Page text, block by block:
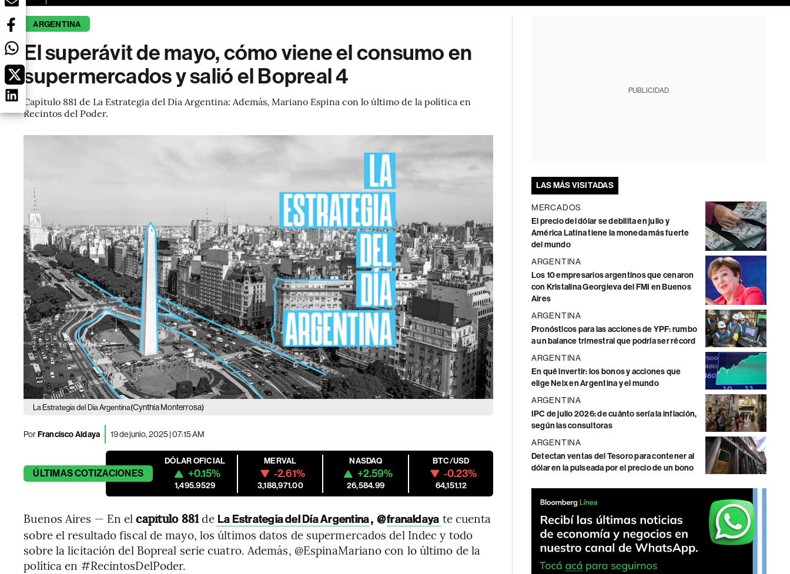
ARGENTINA
El superávit de mayo, cómo viene el consumo en
supermercados y salió el Bopreal 4
Capítulo 881 de La Estrategia del Día Argentina: Además, Mariano Espina con lo último de la política en
Recintos del Poder.
La Estrategia del Día Argentina(Cynthia Monterrosa)
PorFrancisco Aldaya 19 de junio, 2025 | 07:15 AM
ÚLTIMASCOTIZACIONES
DÓLAR OFICIAL
+0.15%
1,495.9529
MERVAL
-2.61%
3,188,971.00
NASDAQ
+2.59%
26,584.99
BTC/USD
-0.23%
64,151.12
Buenos Aires — En elcapítulo 881de La Estrategia del Día Argentina, @franaldaya te cuenta
sobre el resultado fiscal de mayo, los últimos datos de supermercados del Indec y todo
sobre la licitación del Bopreal serie cuatro. Además, @EspinaMariano con lo último de la
política en #RecintosDelPoder.
PUBLICIDAD
LAS MÁS VISITADAS
MERCADOS
El precio del dólar se debilita en julio y
América Latina tiene la moneda más fuerte
del mundo
ARGENTINA
Los 10 empresarios argentinos que cenaron
con Kristalina Georgieva del FMI en Buenos
Aires
ARGENTINA
Pronósticos para las acciones de YPF: rumbo
a un balance trimestral que podría ser récord
ARGENTINA
En qué invertir: los bonos y acciones que
elige Neix en Argentina y el mundo
ARGENTINA
IPC de julio 2026: de cuánto sería la inflación,
según las consultoras
ARGENTINA
Detectan ventas del Tesoro para contener al
dólar en la pulseada por el precio de un bono